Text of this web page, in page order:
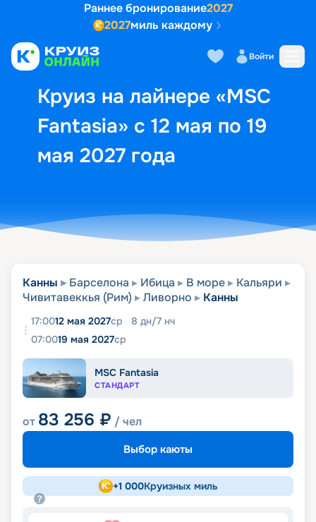
Раннее бронирование2027
2027миль каждому
Войти
Круиз на лайнере «MSC
Fantasia» с 12 мая по 19
мая 2027 года
Выбор кают Маршрут и
Канны Барселона Ибица В море
Кальяри
Чивитавеккья (Рим)
Ливорно Канны
17:0012 мая 2027ср 8 дн/7 нч
07:0019 мая 2027ср
MSC Fantasia
СТАНДАРТ
от 83 256 ₽ / чел
Выбор каюты
+1 000Круизных миль